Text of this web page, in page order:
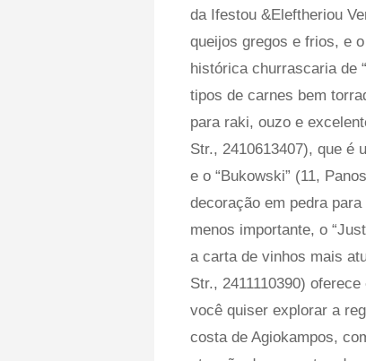
da Ifestou &Eleftheriou
queijos gregos e frios, e
histórica churrascaria de
tipos de carnes bem
para raki, ouzo e
Str., 2410613407), que é
e o “Bukowski” (11,
decoração em pedra
menos importante, o
a carta de vinhos mais
Str., 2411110390)
você quiser explorar a
costa de Agiokampos,